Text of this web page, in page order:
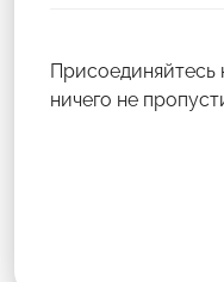
Присоединяйтесь
ничего не